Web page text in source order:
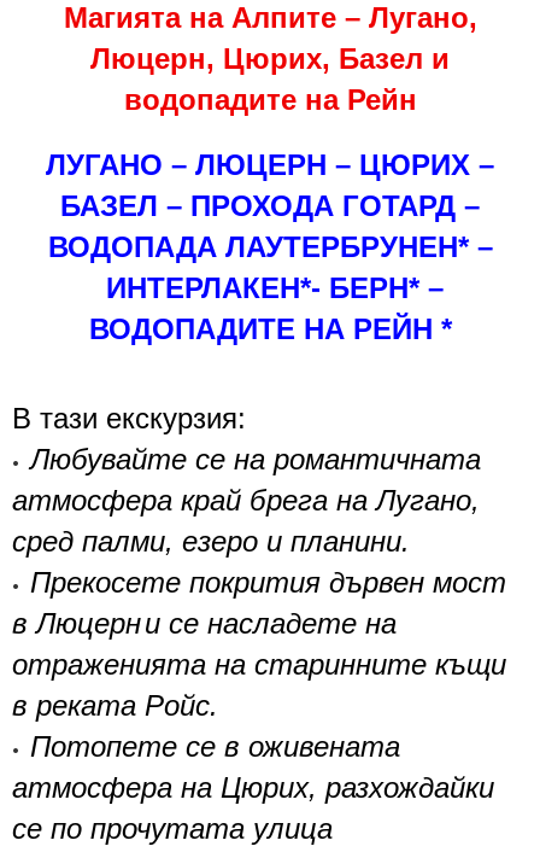
Магията на Алпите – Лугано,
Люцерн, Цюрих, Базел и
водопадите на Рейн
ЛУГАНО – ЛЮЦЕРН – ЦЮРИХ –
БАЗЕЛ – ПРОХОДА ГОТАРД –
ВОДОПАДА ЛАУТЕРБРУНЕН* –
ИНТЕРЛАКЕН*- БЕРН* –
ВОДОПАДИТЕ НА РЕЙН *
В тази екскурзия:
•Любувайте се на романтичната
атмосфера край брега наЛугано,
сред палми, езеро и планини.
• Прекосете покрития дървен мост
вЛюцерни се насладете на
отраженията на старинните къщи
в реката Ройс.
• Потопете се в оживената
атмосфера на Цюрих, разхождайки
се по прочутата улица